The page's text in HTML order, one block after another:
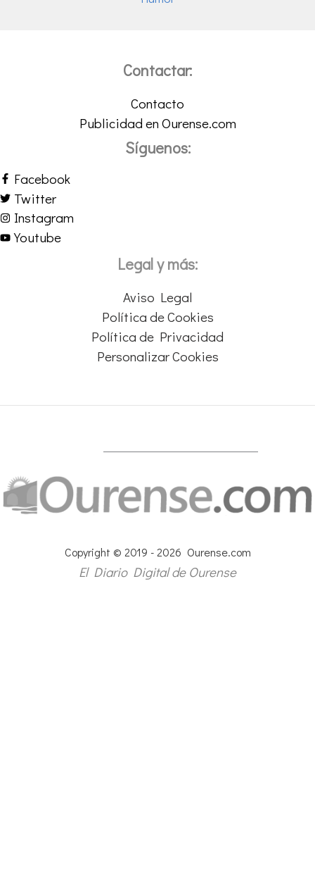
Contactar:
Contacto
Publicidad en Ourense.com
Síguenos:
Facebook
Twitter
Instagram
Youtube
Legal y más:
Aviso Legal
Política de Cookies
Política de Privacidad
Personalizar Cookies
Copyright © 2019 - 2026 Ourense.com
El Diario Digital de Ourense